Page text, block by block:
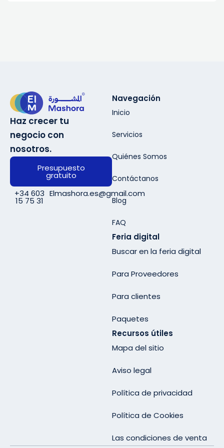
Haz crecer tu
negocio con
nosotros.
Presupuesto
gratuito
+34 603
15 75 31
Elmashora.es@gmail.com
Navegación
Inicio
Servicios
Quiénes Somos
Contáctanos
Blog
FAQ
Feria digital
Buscar en la feria digital
Para Proveedores
Para clientes
Paquetes
Recursos útiles
Mapa del sitio
Aviso legal
Política de privacidad
Política de Cookies
Las condiciones de venta